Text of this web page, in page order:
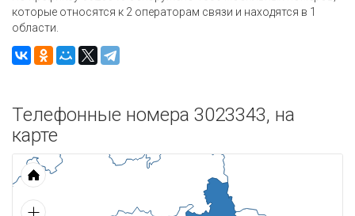
которые относятся к 2 операторам связи и находятся в 1
области.
Телефонные номера 3023343, на
карте